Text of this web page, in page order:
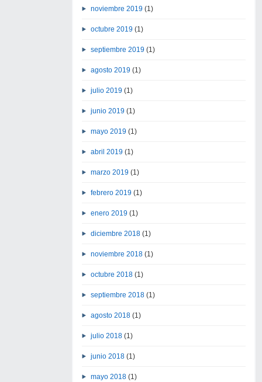
noviembre 2019 (1)
octubre 2019 (1)
septiembre 2019 (1)
agosto 2019 (1)
julio 2019 (1)
junio 2019 (1)
mayo 2019 (1)
abril 2019 (1)
marzo 2019 (1)
febrero 2019 (1)
enero 2019 (1)
diciembre 2018(1)
noviembre 2018(1)
octubre 2018(1)
septiembre 2018(1)
agosto 2018(1)
julio 2018(1)
junio 2018(1)
mayo 2018(1)